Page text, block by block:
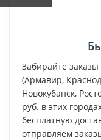
Забирайте
(Армавир,
Новокубанск,
руб. в этих
бесплатную
отправляем